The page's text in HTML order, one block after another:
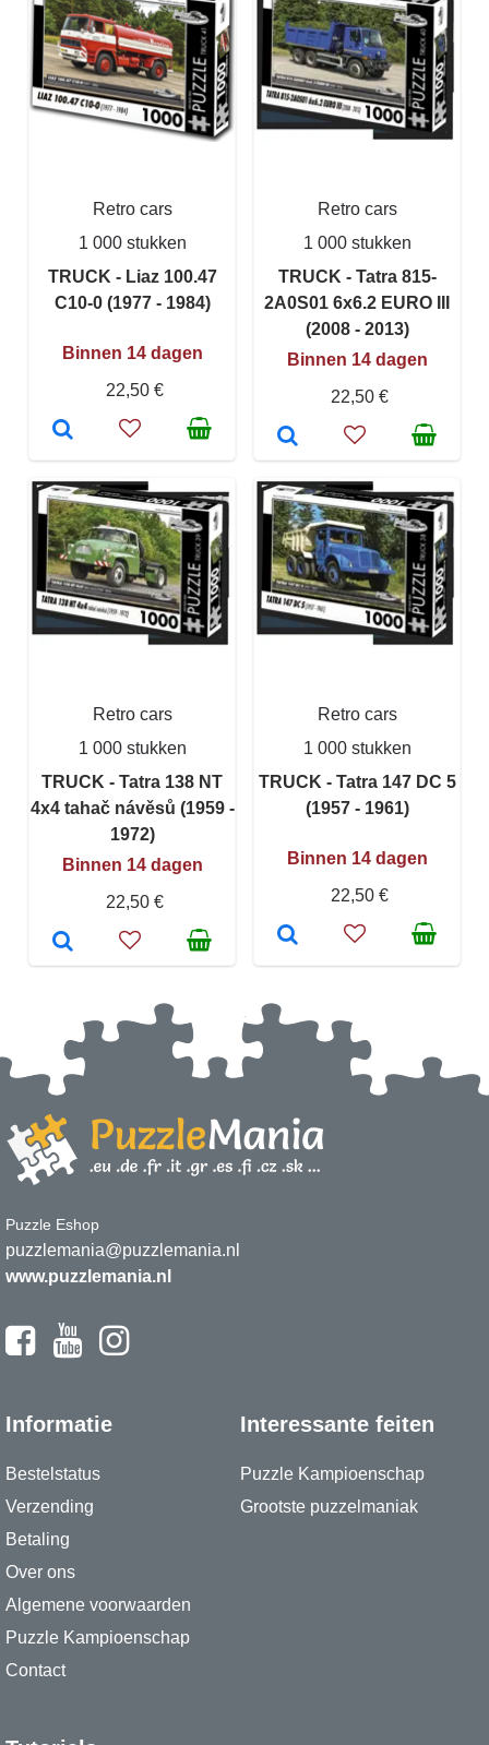
Retro cars
1 000 stukken
TRUCK - Liaz 100.47
C10-0 (1977 - 1984)
Binnen 14 dagen
22,50 €
Retro cars
1 000 stukken
TRUCK - Tatra 815-
2A0S01 6x6.2 EURO III
(2008 - 2013)
Binnen 14 dagen
22,50 €
Retro cars
1 000 stukken
TRUCK - Tatra 138 NT
4x4 tahač návěsů (1959 -
1972)
Binnen 14 dagen
22,50 €
Retro cars
1 000 stukken
TRUCK - Tatra 147 DC 5
(1957 - 1961)
Binnen 14 dagen
22,50 €
Puzzle Eshop
puzzlemania@puzzlemania.nl
www.puzzlemania.nl
Informatie
Bestelstatus
Verzending
Betaling
Over ons
Algemene voorwaarden
Puzzle Kampioenschap
Contact
Interessante feiten
Puzzle Kampioenschap
Grootste puzzelmaniak